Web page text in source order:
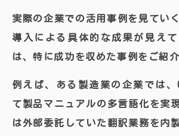
実際の企業での活用事例を見てい
導入による具体的な成果が見え
は、特に成功を収めた事例をご紹介
例えば、ある製造業の企業では、
て製品マニュアルの多言語化を実
は外部委託していた翻訳業務を内